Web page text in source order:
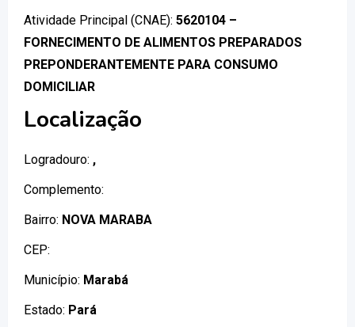
Atividade Principal (CNAE): 5620104 –
FORNECIMENTO DE ALIMENTOS PREPARADOS
PREPONDERANTEMENTE PARA CONSUMO
DOMICILIAR
Localização
Logradouro: ,
Complemento:
Bairro: NOVA MARABA
CEP:
Município: Marabá
Estado: Pará